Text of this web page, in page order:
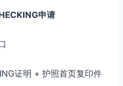
申请
证明 + 护照首页复印件